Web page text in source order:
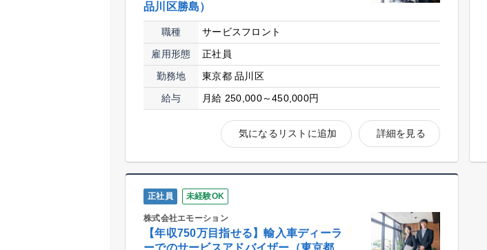
品川区勝島）
職種
サービスフロント
雇用形態
正社員
勤務地
東京都 品川区
給与
月給 250,000～450,000円
詳細を見る
気になるリストに追加
正社員 未経験OK
株式会社エモーション
【年収750万目指せる】輸入車ディーラ